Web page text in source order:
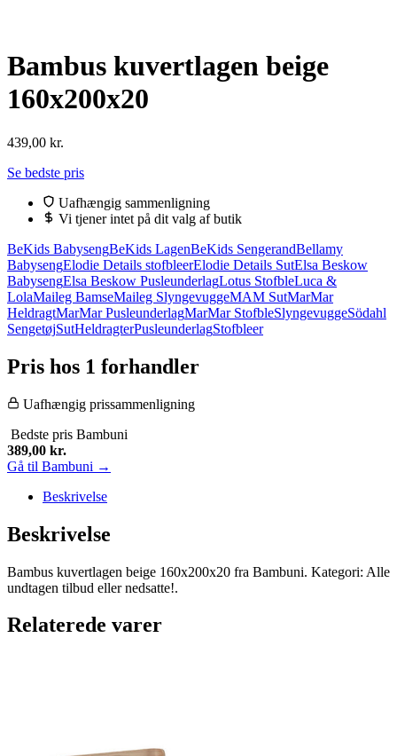
Bambus kuvertlagen beige
160x200x20
439,00 kr.
Se bedste pris
Uafhængig sammenligning
Vi tjener intet på dit valg af butik
BeKids BabysengBeKids LagenBeKids SengerandBellamy
BabysengElodie Details stofbleerElodie Details SutElsa Beskow
BabysengElsa Beskow PusleunderlagLotus StofbleLuca &
LolaMaileg BamseMaileg SlyngevuggeMAM SutMarMar
HeldragtMarMar PusleunderlagMarMar StofbleSlyngevuggeSödahl
SengetøjSutHeldragterPusleunderlagStofbleer
Pris hos 1 forhandler
Uafhængig prissammenligning
Bedste pris Bambuni
389,00 kr.
Gå til Bambuni →
Beskrivelse
Beskrivelse
Bambus kuvertlagen beige 160x200x20 fra Bambuni. Kategori: Alle
undtagen tilbud eller nedsatte!.
Relaterede varer